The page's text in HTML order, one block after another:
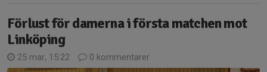
Förlust för damerna i första matchen mot
Linköping
25 mar, 15:22 0 kommentarer